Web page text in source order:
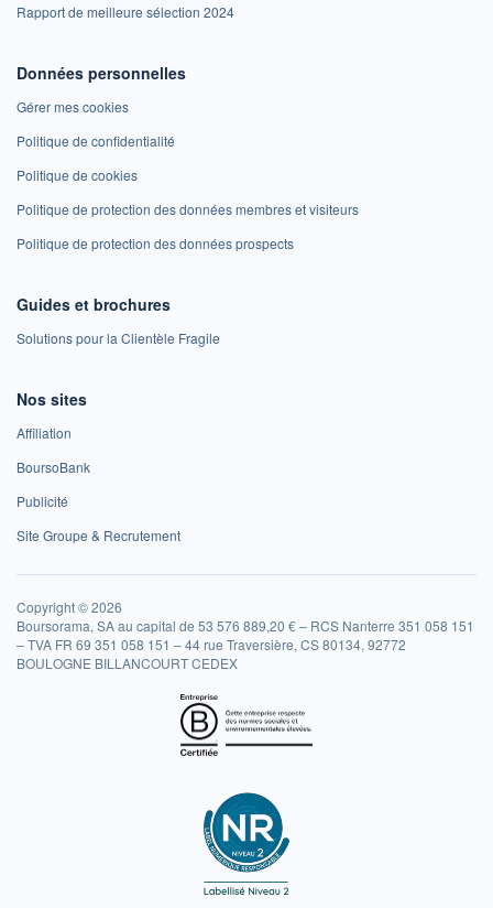
Rapport de meilleure sélection 2024
Données personnelles
Gérer mes cookies
Politique de confidentialité
Politique de cookies
Politique de protection des données membres et visiteurs
Politique de protection des données prospects
Guides et brochures
Solutions pour la Clientèle Fragile
Nos sites
Affiliation
BoursoBank
Publicité
Site Groupe & Recrutement
Copyright © 2026
Boursorama, SA au capital de 53 576 889,20 € – RCS Nanterre 351 058 151
– TVA FR 69 351 058 151 – 44 rue Traversière, CS 80134, 92772
BOULOGNE BILLANCOURT CEDEX